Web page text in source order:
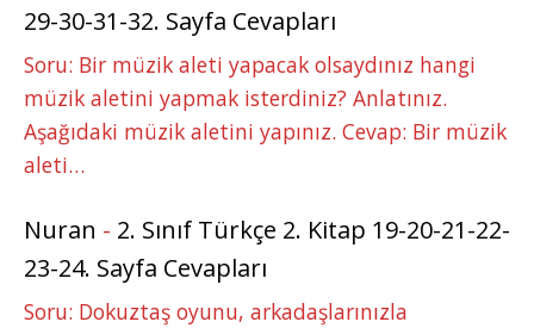
29-30-31-32. Sayfa Cevapları
Soru: Bir müzik aleti yapacak olsaydınız hangi
müzik aletini yapmak isterdiniz? Anlatınız.
Aşağıdaki müzik aletini yapınız. Cevap: Bir müzik
aleti…
Nuran - 2. Sınıf Türkçe 2. Kitap 19-20-21-22-
23-24. Sayfa Cevapları
Soru: Dokuztaş oyunu, arkadaşlarınızla